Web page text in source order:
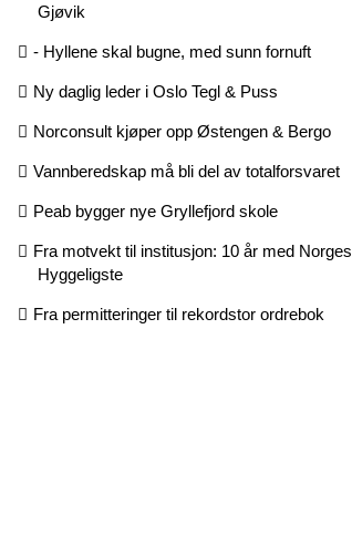
Gjøvik
- Hyllene skal bugne, med sunn fornuft
Ny daglig leder i Oslo Tegl & Puss
Norconsult kjøper opp Østengen & Bergo
Vannberedskap må bli del av totalforsvaret
Peab bygger nye Gryllefjord skole
Fra motvekt til institusjon: 10 år med Norges
Hyggeligste
Fra permitteringer til rekordstor ordrebok